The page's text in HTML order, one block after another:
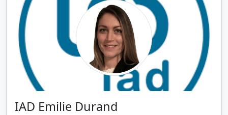
IAD Emilie Durand